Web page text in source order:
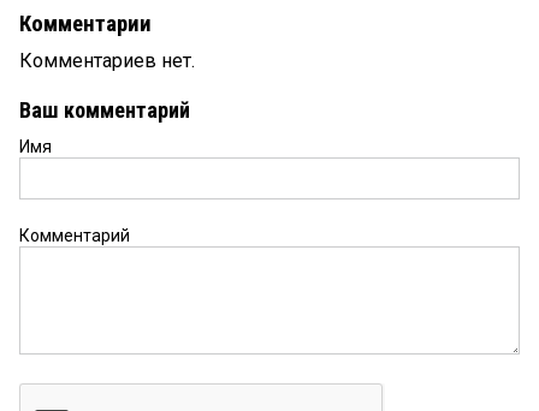
Комментарии
Комментариев нет.
Ваш комментарий
Имя
Комментарий